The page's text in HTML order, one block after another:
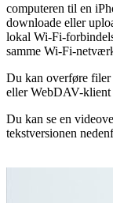
computeren til en
downloade eller
lokal Wi-Fi-
samme Wi-Fi-
Du kan overføre
eller WebDAV-
Du kan se en
tekstversionen